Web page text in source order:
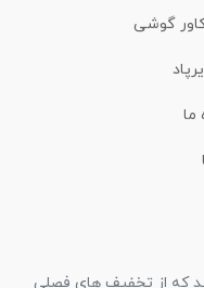
گوشی
ما
که از تخفیف های فصلی